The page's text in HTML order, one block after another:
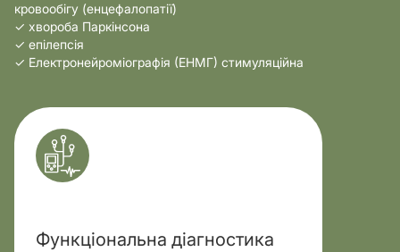
кровообігу (енцефалопатії)
✓ хвороба Паркінсона
✓ епілепсія
✓ Електронейроміографія (ЕНМГ) стимуляційна
Функціональна діагностика